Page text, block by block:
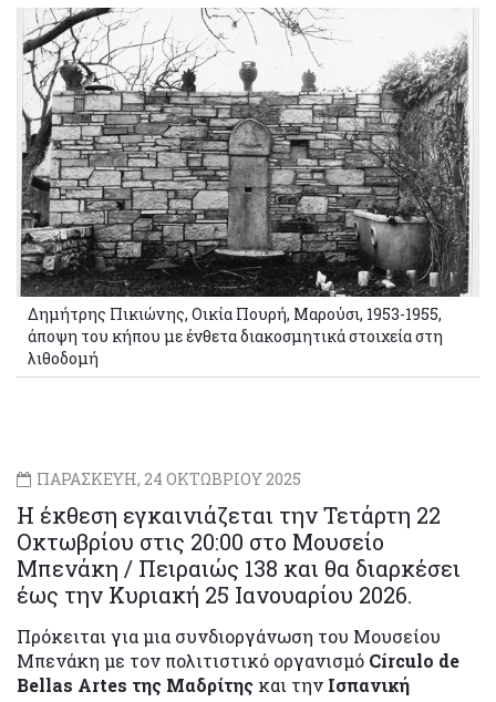
Δημήτρης Πικιώνης, Οικία Πουρή, Μαρούσι, 1953-1955,
άποψη του κήπου με ένθετα διακοσμητικά στοιχεία στη
λιθοδομή
ΠΑΡΑΣΚΕΥΗ, 24 ΟΚΤΩΒΡΙΟΥ 2025
Η έκθεση εγκαινιάζεται την Τετάρτη 22
Οκτωβρίου στις 20:00 στο Μουσείο
Μπενάκη / Πειραιώς 138 και θα διαρκέσει
έως την Κυριακή 25 Ιανουαρίου 2026.
Πρόκειται για μια συνδιοργάνωση του Μουσείου
Μπενάκη με τον πολιτιστικό οργανισμό Círculo de
Bellas Artes της Μαδρίτης και την Ισπανική